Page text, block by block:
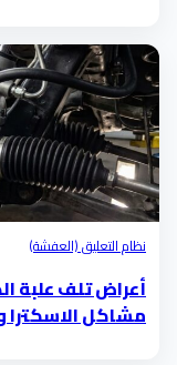
نظام التعليق (العفشة)
أعراض تلف علبة
مشاكل الاسكترا